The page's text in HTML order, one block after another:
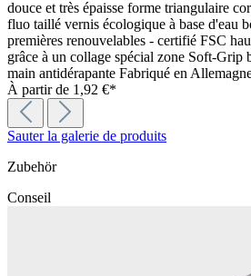
douce et très épaisse forme triangulaire
fluo taillé vernis écologique à base d'eau
premières renouvelables - certifié FSC
grâce à un collage spécial zone Soft-Grip
main antidérapante Fabriqué en
À partir de 1,92 €*
Sauter la galerie de produits
Zubehör
Conseil